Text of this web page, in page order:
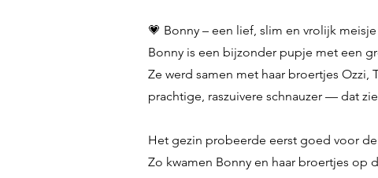
💗 Bonny – een lief, slim en vrolijk
Bonny is een bijzonder pupje met een
Ze werd samen met haar broertjes
prachtige, raszuivere schnauzer — dat
Het gezin probeerde eerst goed voor
Zo kwamen Bonny en haar broertjes op